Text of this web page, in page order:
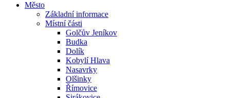
Město
Základní informace
Místní části
Golčův Jeníkov
Budka
Dolík
Kobylí Hlava
Nasavrky
Olšinky
Římovice